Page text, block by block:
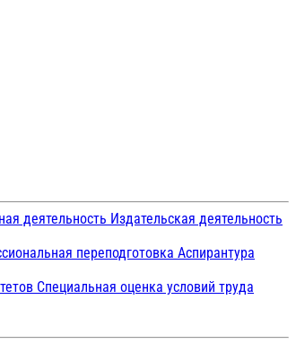
деятельность Издательская деятельность
переподготовка Аспирантура
Специальная оценка условий труда